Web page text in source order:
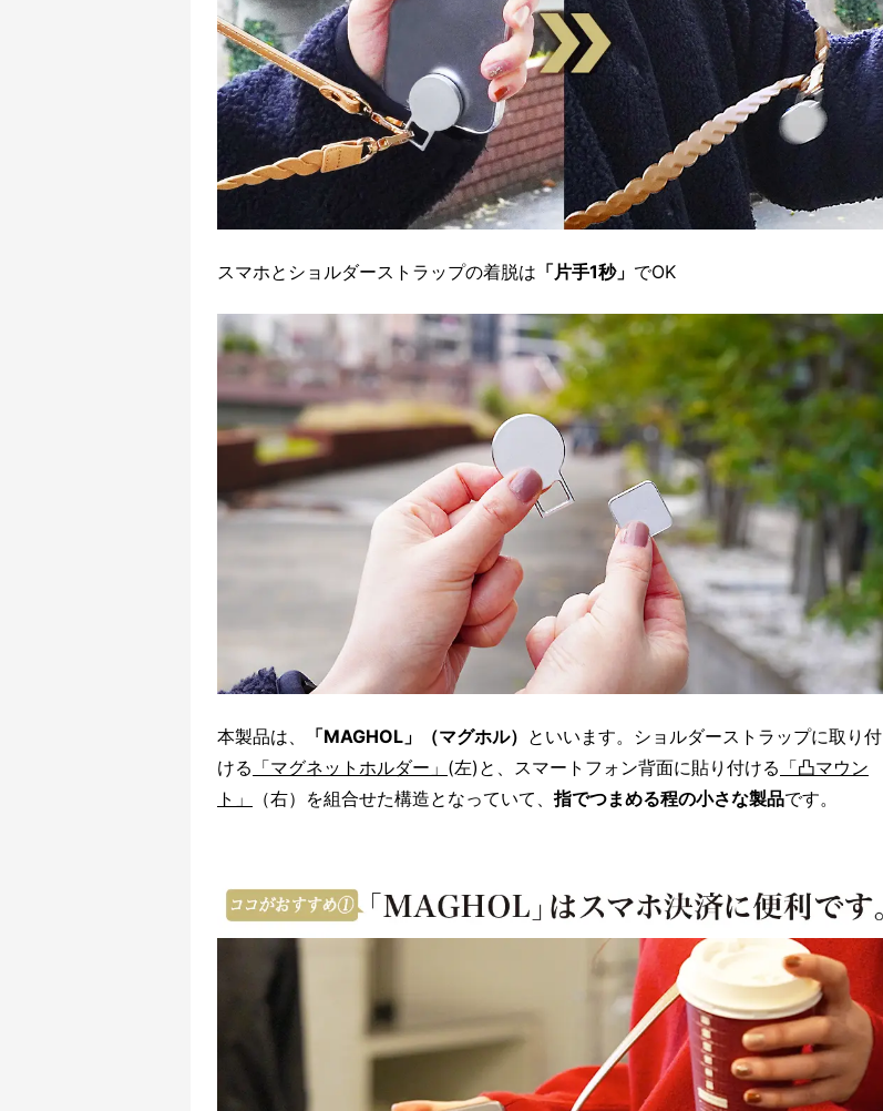
スマホとショルダーストラップの着脱は 「片手1秒」 でOK
本製品は、 「MAGHOL」（マグホル） といいます。ショルダーストラップに取り付
ける 「マグネットホルダー」 (左)と、スマートフォン背面に貼り付ける 「凸マウン
ト」
（右）を組合せた構造となっていて、指でつまめる程の小さな製品です。